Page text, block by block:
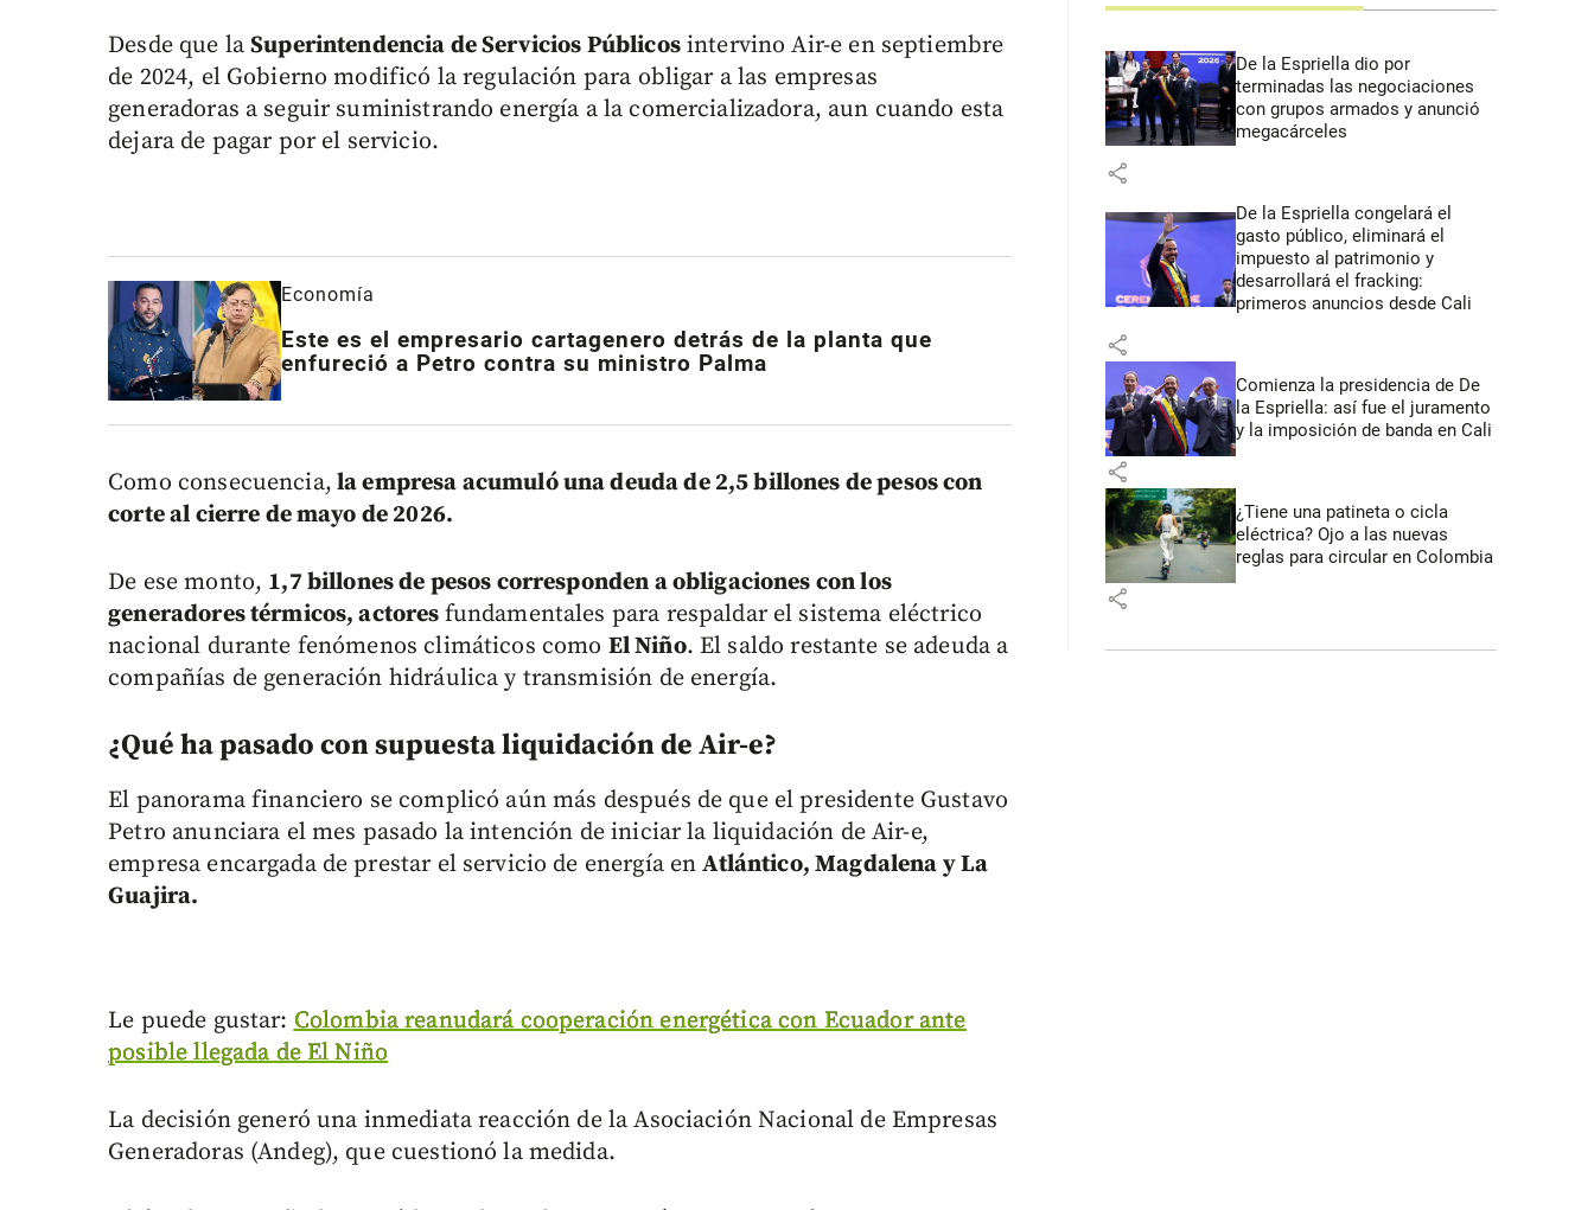
Desde que laSuperintendencia de Servicios Públicosintervino Air-e en septiembre
de 2024, el Gobierno modificó la regulación para obligar a las empresas
generadoras a seguir suministrando energía a la comercializadora, aun cuando esta
dejara de pagar por el servicio.
Economía
Este es el empresario cartagenero detrás de la planta que
enfureció a Petro contra su ministro Palma
Como consecuencia, la empresa acumuló una deuda de 2,5 billones de pesos con
corte al cierre de mayo de 2026.
De ese monto, 1,7 billones de pesos corresponden a obligaciones con los
generadores térmicos, actores fundamentales para respaldar el sistema eléctrico
nacional durante fenómenos climáticos como El Niño. El saldo restante se adeuda a
compañías de generación hidráulica y transmisión de energía.
¿Qué ha pasado con supuesta liquidación de Air-e?
El panorama financiero se complicó aún más después de que el presidente Gustavo
Petro anunciara el mes pasado la intención de iniciar la liquidación de Air-e,
empresa encargada de prestar el servicio de energía enAtlántico, Magdalena y La
Guajira.
Le puede gustar: Colombia reanudará cooperación energética con Ecuador ante
posible llegada de El Niño
La decisión generó una inmediata reacción de la Asociación Nacional de Empresas
Generadoras (Andeg), que cuestionó la medida.
De la Espriella dio por
terminadas las negociaciones
con grupos armados y anunció
megacárceles
share
De la Espriella congelará el
gasto público, eliminará el
impuesto al patrimonio y
desarrollará el fracking:
primeros anuncios desde Cali
share
Comienza la presidencia de De
la Espriella: así fue el juramento
y la imposición de banda en Cali
share
¿Tiene una patineta o cicla
eléctrica? Ojo a las nuevas
reglas para circular en Colombia
share